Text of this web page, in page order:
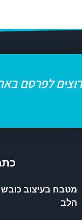
רוצים לפרסם
הלב